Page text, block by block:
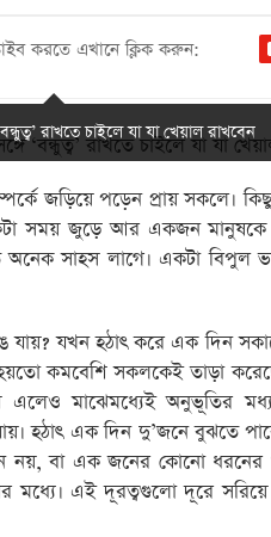
করতে এখানে ক্লিক করুন:
রাখতে চাইলে যা যা খেয়াল রাখবেন
জড়িয়ে পড়েন প্রায় সকলে।
সময় জুড়ে আর একজন মানুষকে
অনেক সাহস লাগে। একটা বিপুল
যায়? যখন হঠাৎ করে এক দিন
কমবেশি সকলকেই তাড়া
মাঝেমধ্যেই অনুভূতির
হঠাৎ এক দিন দু’জনে বুঝতে
নয়, বা এক জনের কোনো
এই দূরত্বগুলো দূরে সরিয়ে